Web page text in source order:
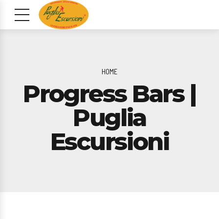
HOME
Progress Bars |
Puglia
Escursioni